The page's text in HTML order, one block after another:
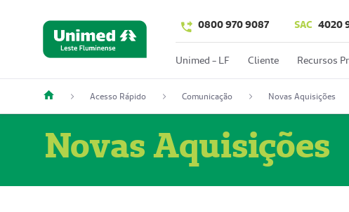
0800 970 9087 SAC 4020
Unimed - LF Cliente Recursos
Acesso Rápido Comunicação Novas Aquisições
Novas Aquisições